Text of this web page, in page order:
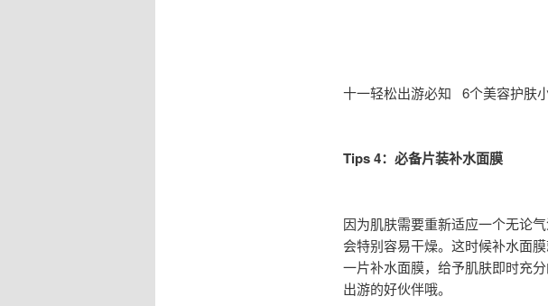
十一轻松出游必知 6个美容护肤
Tips 4：必备片装补水面膜
因为肌肤需要重新适应一个无论
会特别容易干燥。这时候补水面
一片补水面膜，给予肌肤即时充
出游的好伙伴哦。